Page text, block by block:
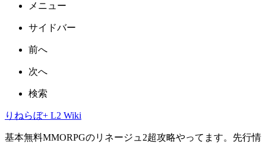
メニュー
サイドバー
前へ
次へ
検索
りねらぼ+ L2 Wiki
基本無料MMORPGのリネージュ2超攻略やってます。先行情